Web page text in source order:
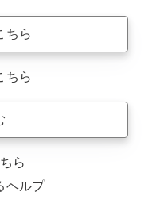
ちら
ちら
ら
ヘルプ